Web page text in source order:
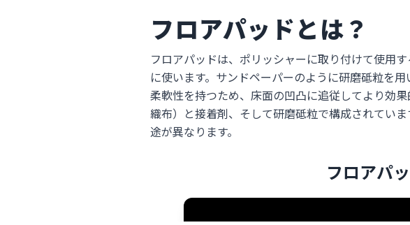
フロアパッドとは？
フロアパッドは、ポリッシャーに取り付けて使用
に使います。サンドペーパーのように研磨砥粒を
柔軟性を持つため、床面の凹凸に追従してより効
織布）と接着剤、そして研磨砥粒で構成されてい
途が異なります。
フロアパ